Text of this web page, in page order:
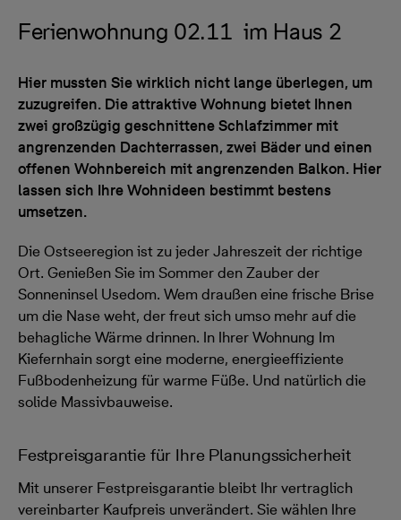
Ferienwohnung 02.11 im Haus 2
Hier mussten Sie wirklich nicht lange überlegen, um
zuzugreifen. Die attraktive Wohnung bietet Ihnen
zwei großzügig geschnittene Schlafzimmer mit
angrenzenden Dachterrassen, zwei Bäder und einen
offenen Wohnbereich mit angrenzenden Balkon. Hier
lassen sich Ihre Wohnideen bestimmt bestens
umsetzen.
Die Ostseeregion ist zu jeder Jahreszeit der richtige
Ort. Genießen Sie im Sommer den Zauber der
Sonneninsel Usedom. Wem draußen eine frische Brise
um die Nase weht, der freut sich umso mehr auf die
behagliche Wärme drinnen. In Ihrer Wohnung Im
Kiefernhain sorgt eine moderne, energieeffiziente
Fußbodenheizung für warme Füße. Und natürlich die
solide Massivbauweise.
Festpreisgarantie für Ihre Planungssicherheit
Mit unserer Festpreisgarantie bleibt Ihr vertraglich
vereinbarter Kaufpreis unverändert. Sie wählen Ihre